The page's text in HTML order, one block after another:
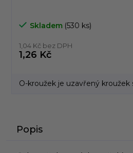
Skladem (530 ks)
1,04 Kč bez DPH
1,26 Kč
O-kroužek je uzavřený
Popis